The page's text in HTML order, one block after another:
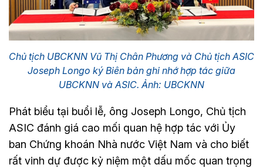
Chủ tịch UBCKNN Vũ Thị Chân Phương và Chủ tịch ASIC
Joseph Longo ký Biên bản ghi nhớ hợp tác giữa
UBCKNN và ASIC. Ảnh: UBCKNN
Phát biểu tại buổi lễ, ông Joseph Longo, Chủ tịch
ASIC đánh giá cao mối quan hệ hợp tác với Ủy
ban Chứng khoán Nhà nước Việt Nam và cho biết
rất vinh dự được kỷ niệm một dấu mốc quan trọng